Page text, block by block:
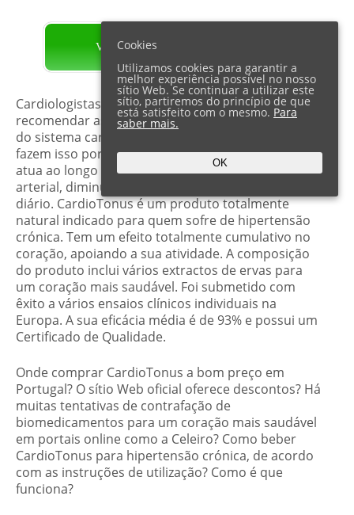
VISITE O PÁGINA OFICIAL
Cardiologistas especialistas não hesitam em
recomendar as cápsulas para a atividade normal
do sistema cardiovascular aos seus pacientes. Eles
fazem isso porque acreditam que CardioTonus
atua ao longo do dia para equilibrar a pressão
arterial, diminuir o apetite e aumentar o tônus
diário. CardioTonus é um produto totalmente
natural indicado para quem sofre de hipertensão
crónica. Tem um efeito totalmente cumulativo no
coração, apoiando a sua atividade. A composição
do produto inclui vários extractos de ervas para
um coração mais saudável. Foi submetido com
êxito a vários ensaios clínicos individuais na
Europa. A sua eficácia média é de 93% e possui um
Certificado de Qualidade.
Onde comprar CardioTonus a bom preço em
Portugal? O sítio Web oficial oferece descontos? Há
muitas tentativas de contrafação de
biomedicamentos para um coração mais saudável
em portais online como a Celeiro? Como beber
CardioTonus para hipertensão crónica, de acordo
com as instruções de utilização? Como é que
funciona?
Cookies
Utilizamos cookies para garantir a
melhor experiência possível no nosso
sítio Web. Se continuar a utilizar este
sítio, partiremos do princípio de que
está satisfeito com o mesmo. Para
saber mais.
OK